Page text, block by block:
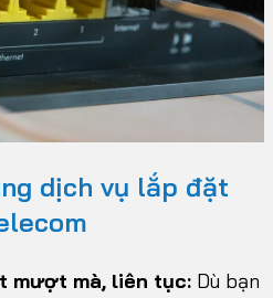
dịch vụ lắp đặt
mượt mà, liên tục: Dù bạn